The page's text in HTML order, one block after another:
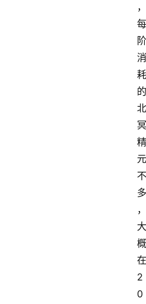
，
每
阶
消
耗
的
北
冥
精
元
不
多
，
大
概
在
2
0